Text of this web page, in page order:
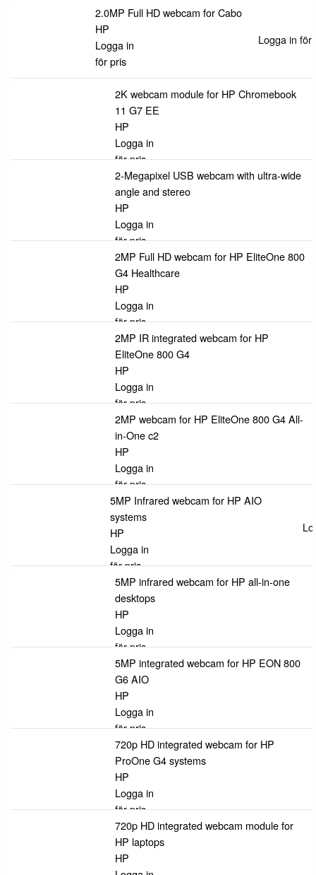
2.0MP Full HD webcam for Cabo
HP
Logga in
för pris
Logga in för
2K webcam module for HP Chromebook
11 G7 EE
HP
Logga in
för pris
2-Megapixel USB webcam with ultra-wide
angle and stereo
HP
Logga in
för pris
2MP Full HD webcam for HP EliteOne 800
G4 Healthcare
HP
Logga in
för pris
2MP IR integrated webcam for HP
EliteOne 800 G4
HP
Logga in
för pris
2MP webcam for HP EliteOne 800 G4 All-
in-One c2
HP
Logga in
för pris
5MP Infrared webcam for HP AIO
systems
HP
Logga in
för pris
5MP infrared webcam for HP all-in-one
desktops
HP
Logga in
för pris
5MP integrated webcam for HP EON 800
G6 AIO
HP
Logga in
för pris
720p HD integrated webcam for HP
ProOne G4 systems
HP
Logga in
för pris
720p HD integrated webcam module for
HP laptops
HP